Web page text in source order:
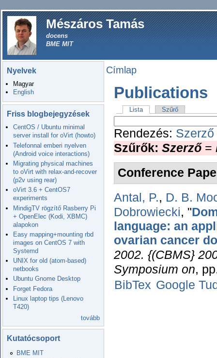
Mészáros Tamás
docens
BME MIT
Nyelvek
Magyar
English
Friss blogbejegyzések
CentOS / Ubuntu minimal
server install for oVirt (howto)
Telefonnal emberi nyelven
(Android voice interactions)
Migrating physical machines
to oVirt with relax-and-recover
(p2v using rear)
oVirt 3.6 + CentOS7
experiments
MindigTV rögzítő Rasberry Pi
+ OpenElec (Kodi, XBMC)
alapokon
Easy mapping+mounting rbd
images on CentOS 7 with
Systemd
UNIX for old (atom-based)
netbooks
Ubuntu Gnome Desktop
Forget Fedora
Linux laptop tips (Lenovo
T420)
tovább
Kutatócsoport
BME MIT
Címlap
Publications
Lista Szűrő
Rendezés: Szerző
Szűrők: Szerző =
Conference
Antal, P., D. B.
Dobrowiecki, "
language: an
ovarian cancer
2002. {(CBMS}
Symposium on,
BibTex Google